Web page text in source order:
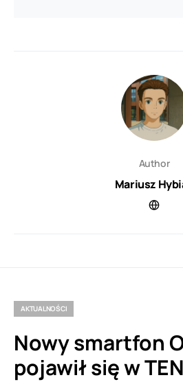
Author
Mariusz
AKTUALNOŚCI
Nowy smartfon
pojawił się w